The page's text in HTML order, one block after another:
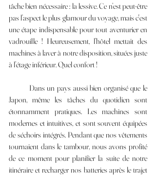
tâche bien nécessaire : la lessive. Ce n’est peut-être
pas l’aspect le plus glamour du voyage, mais c'est
une étape indispensable pour tout aventurier en
vadrouille ! Heureusement, l’hôtel mettait des
machines à laver à notre disposition, situées juste
à l’étage inférieur. Quel confort !
Japon, même les tâches du quotidien sont
étonnamment pratiques. Les machines sont
modernes et intuitives, et sont souvent équipées
de séchoirs intégrés. Pendant que nos vêtements
tournaient dans le tambour, nous avons profité
de ce moment pour planifier la suite de notre
itinéraire et recharger nos batteries après le trajet